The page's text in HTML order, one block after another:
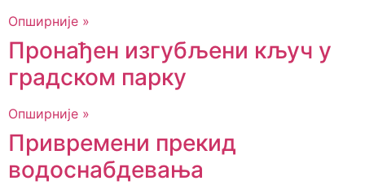
Опширније »
Пронађен изгубљени кључ у
градском парку
Опширније »
Привремени прекид
водоснабдевања